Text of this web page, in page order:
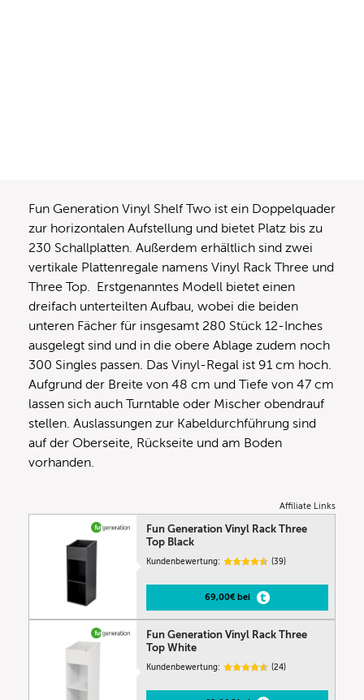
Fun Generation Vinyl Shelf Two ist ein Doppelquader
zur horizontalen Aufstellung und bietet Platz bis zu
230 Schallplatten. Außerdem erhältlich sind zwei
vertikale Plattenregale namens Vinyl Rack Three und
Three Top. Erstgenanntes Modell bietet einen
dreifach unterteilten Aufbau, wobei die beiden
unteren Fächer für insgesamt 280 Stück 12-Inches
ausgelegt sind und in die obere Ablage zudem noch
300 Singles passen. Das Vinyl-Regal ist 91 cm hoch.
Aufgrund der Breite von 48 cm und Tiefe von 47 cm
lassen sich auch Turntable oder Mischer obendrauf
stellen. Auslassungen zur Kabeldurchführung sind
auf der Oberseite, Rückseite und am Boden
vorhanden.
Affiliate Links
Fun Generation Vinyl Rack Three
Top Black
Kundenbewertung: (39)
69,00€ bei
Fun Generation Vinyl Rack Three
Top White
Kundenbewertung: (24)